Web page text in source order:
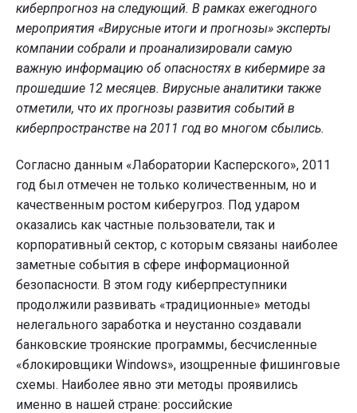
киберпрогноз на следующий. В рамках ежегодного
мероприятия «Вирусные итоги и прогнозы» эксперты
компании собрали и проанализировали самую
важную информацию об опасностях в кибермире за
прошедшие 12 месяцев. Вирусные аналитики также
отметили, что их прогнозы развития событий в
киберпространстве на 2011 год во многом сбылись.
Согласно данным «Лаборатории Касперского», 2011
год был отмечен не только количественным, но и
качественным ростом киберугроз. Под ударом
оказались как частные пользователи, так и
корпоративный сектор, с которым связаны наиболее
заметные события в сфере информационной
безопасности. В этом году киберпреступники
продолжили развивать «традиционные» методы
нелегального заработка и неустанно создавали
банковские троянские программы, бесчисленные
«блокировщики Windows», изощренные фишинговые
схемы. Наиболее явно эти методы проявились
именно в нашей стране: российские